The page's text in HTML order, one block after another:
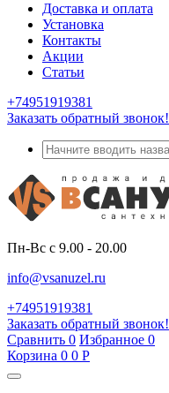
Доставка и оплата
Установка
Контакты
Акции
Статьи
+74951919381
Заказать обратный звонок!
Пн-Вс с 9.00 - 20.00
info@vsanuzel.ru
+74951919381
Заказать обратный звонок!
Сравнить 0 Избранное 0
Корзина 0 0 Р